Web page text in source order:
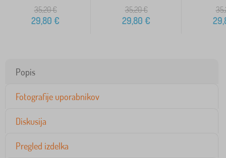
35,20€
29,80 €
35,20€
29,80 €
Popis
Fotografije uporabnikov
Diskusija
Pregled izdelka